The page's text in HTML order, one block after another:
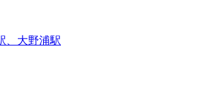
、大野浦駅